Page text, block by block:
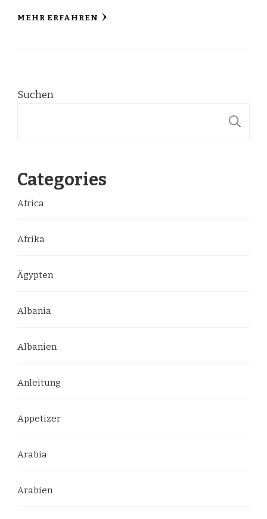
MEHR ERFAHREN
Suchen
Categories
Africa
Afrika
Ägypten
Albania
Albanien
Anleitung
Appetizer
Arabia
Arabien